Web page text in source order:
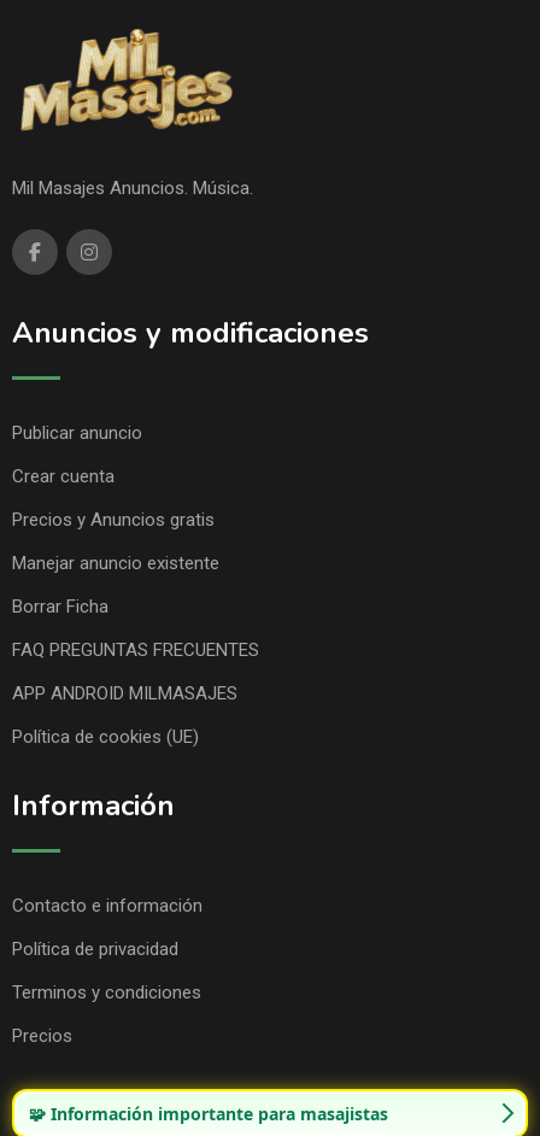
Mil Masajes Anuncios. Música.
Anuncios y modificaciones
Publicar anuncio
Crear cuenta
Precios y Anuncios gratis
Manejar anuncio existente
Borrar Ficha
FAQ PREGUNTAS FRECUENTES
APP ANDROID MILMASAJES
Política de cookies (UE)
Información
Contacto e información
Política de privacidad
Terminos y condiciones
Precios
🧩 Información importante para masajistas